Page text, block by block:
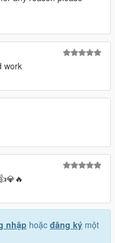
work
nhập hoặc đăng ký một